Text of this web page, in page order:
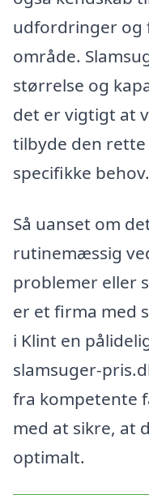
udfordringer og
område.
størrelse og
det er vigtigt at
tilbyde den
specifikke behov.
Så uanset om
rutinemæssig
problemer eller
er et firma med
i Klint en
slamsuger-
fra kompetente
med at sikre, at
optimalt.